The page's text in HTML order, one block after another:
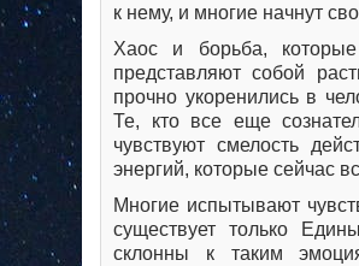
к нему, и многие начнут
Хаос и борьба,
представляют собой
прочно укоренились в
Те, кто все еще
чувствуют смелость
энергий, которые сейчас
Многие испытывают
существует только
склонны к таким